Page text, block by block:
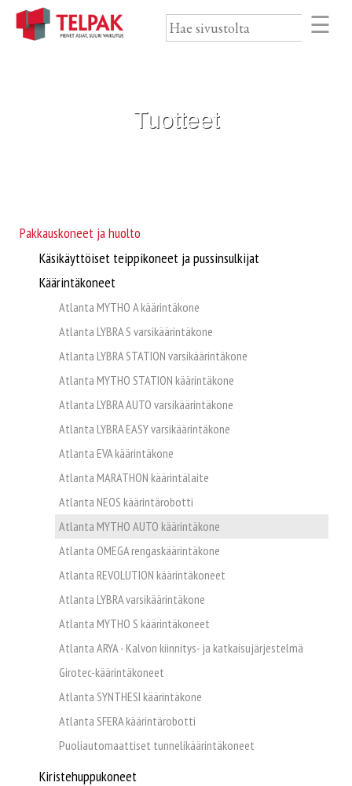
Skip
Palveluratkaisut
Pakkauskoneet ja huolto
Kiristekalvot ja pakkausmuovi
Pahvilaatikot ja aaltopahvituotteet
Säkit, kassit ja pussit
Pakkaussuojat
Kartonkituotteet
Paperituotteet
Tarrat ja laput
Tarvikkeet
Yritys
Yhteystiedot
Supplier/Carrier INFO
Svenska
Tuotteet
Pakkauskoneet ja huolto
Käsikäyttöiset teippikoneet ja pussinsulkijat
Käärintäkoneet
Atlanta MYTHO A käärintäkone
Atlanta LYBRA S varsikäärintäkone
Atlanta LYBRA STATION varsikäärintäkone
Atlanta MYTHO STATION käärintäkone
Atlanta LYBRA AUTO varsikäärintäkone
Atlanta LYBRA EASY varsikäärintäkone
Atlanta EVA käärintäkone
Atlanta MARATHON käärintälaite
Atlanta NEOS käärintärobotti
Atlanta MYTHO AUTO käärintäkone
Atlanta OMEGA rengaskäärintäkone
Atlanta REVOLUTION käärintäkoneet
Atlanta LYBRA varsikäärintäkone
Atlanta MYTHO S käärintäkoneet
Atlanta ARYA - Kalvon kiinnitys- ja katkaisujärjestelmä
Girotec-käärintäkoneet
Atlanta SYNTHESI käärintäkone
Atlanta SFERA käärintärobotti
Puoliautomaattiset tunnelikäärintäkoneet
Kiristehuppukoneet